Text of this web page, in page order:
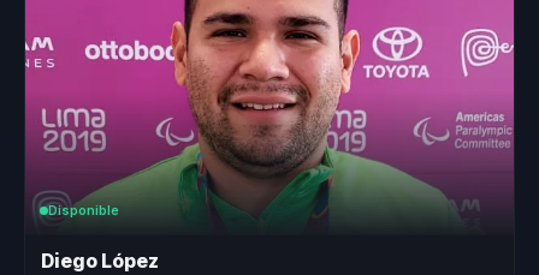
Disponible
Diego López